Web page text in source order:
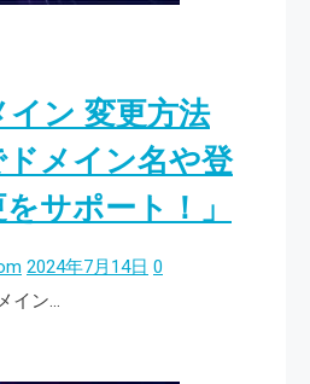
ン 変更方法
ドメイン名や登
サポート！」
2024年7月14日 0
イン…